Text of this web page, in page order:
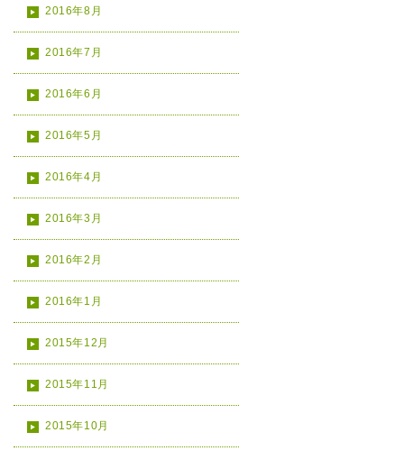
2016年8月
2016年7月
2016年6月
2016年5月
2016年4月
2016年3月
2016年2月
2016年1月
2015年12月
2015年11月
2015年10月